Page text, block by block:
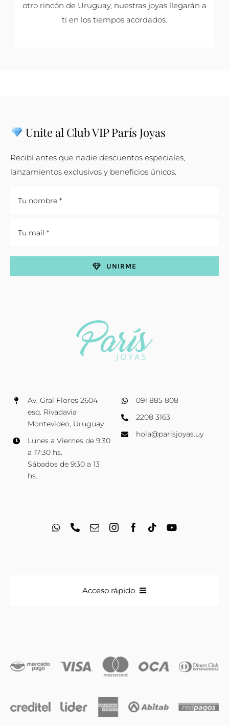
otro rincón de Uruguay, nuestras joyas llegarán a
ti en los tiempos acordados.
Av. Gral Flores 2604
esq. Rivadavia
Montevideo, Uruguay
Lunes a Viernes de 9:30
a 17:30 hs.
Sábados de 9:30 a 13
hs.
091 885 808
2208 3163
hola@parisjoyas.uy
Unite al Club VIP París Joyas
Recibí antes que nadie descuentos especiales,
lanzamientos exclusivos y beneficios únicos.
UNIRME
Acceso rápido
Iniciales